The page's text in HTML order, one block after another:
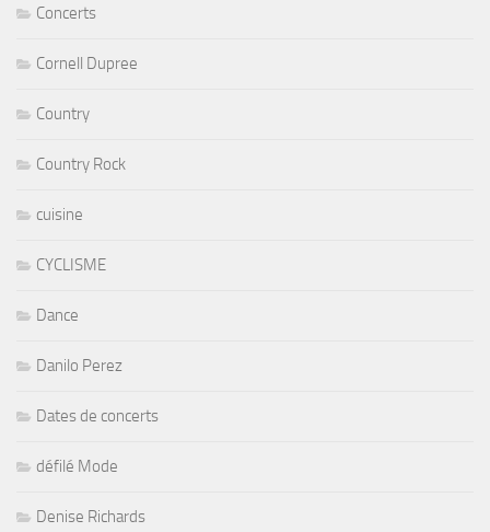
Concerts
Cornell Dupree
Country
Country Rock
cuisine
CYCLISME
Dance
Danilo Perez
Dates de concerts
défilé Mode
Denise Richards